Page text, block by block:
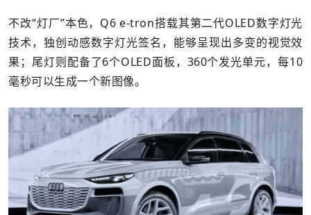
不改“灯厂”本色，Q6 e-tron搭载其第二代OLED数字灯光
技术，独创动感数字灯光签名，能够呈现出多变的视觉效
果；尾灯则配备了6个OLED面板，360个发光单元，每10
毫秒可以生成一个新图像。